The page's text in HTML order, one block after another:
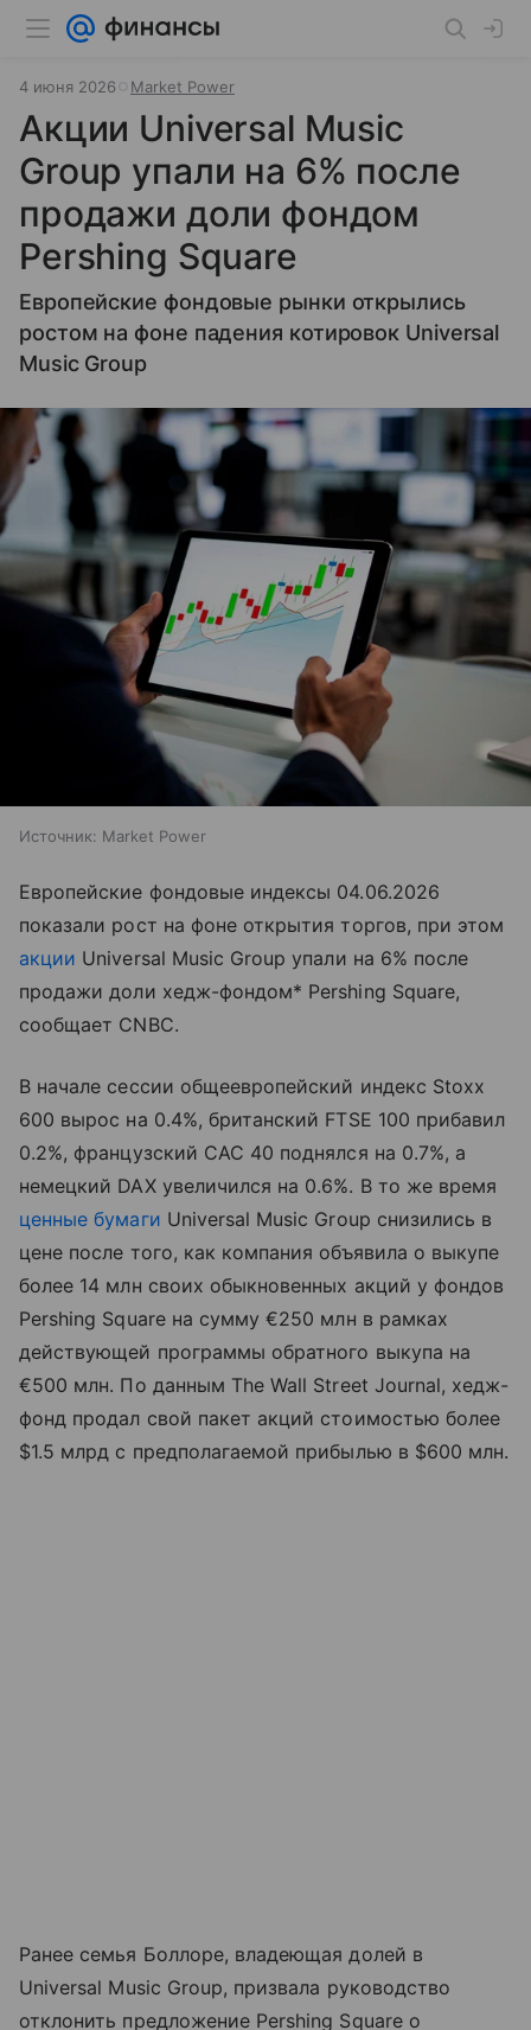
4 июня 2026 Market Power
Акции Universal Music
Group упали на 6% после
продажи доли фондом
Pershing Square
Европейские фондовые рынки открылись
ростом на фоне падения котировок Universal
Music Group
Источник: Market Power
Европейские фондовые индексы 04.06.2026
показали рост на фоне открытия торгов, при этом
акции Universal Music Group упали на 6% после
продажи доли хедж-фондом* Pershing Square,
сообщает CNBC.
В начале сессии общеевропейский индекс Stoxx
600 вырос на 0.4%, британский FTSE 100 прибавил
0.2%, французский CAC 40 поднялся на 0.7%, а
немецкий DAX увеличился на 0.6%. В то же время
ценные бумаги Universal Music Group снизились в
цене после того, как компания объявила о выкупе
более 14 млн своих обыкновенных акций у фондов
Pershing Square на сумму €250 млн в рамках
действующей программы обратного выкупа на
€500 млн. По данным The Wall Street Journal, хедж-
фонд продал свой пакет акций стоимостью более
$1.5 млрд с предполагаемой прибылью в $600 млн.
Ранее семья Боллоре, владеющая долей в
Universal Music Group, призвала руководство
отклонить предложение Pershing Square о